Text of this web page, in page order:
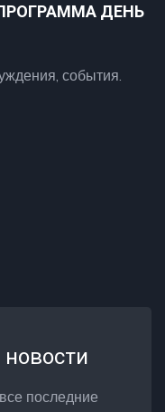
ДЕНЬ
события.
последние